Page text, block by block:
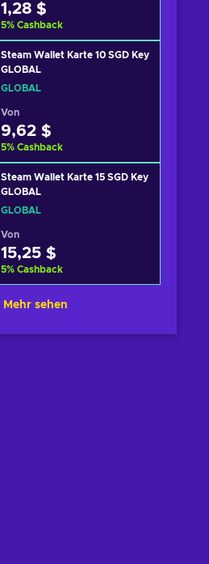
1,28 $
5% Cashback
Steam Wallet Karte 10 SGD Key
GLOBAL
GLOBAL
Von
9,62 $
5% Cashback
Steam Wallet Karte 15 SGD Key
GLOBAL
GLOBAL
Von
15,25 $
5% Cashback
Mehr sehen